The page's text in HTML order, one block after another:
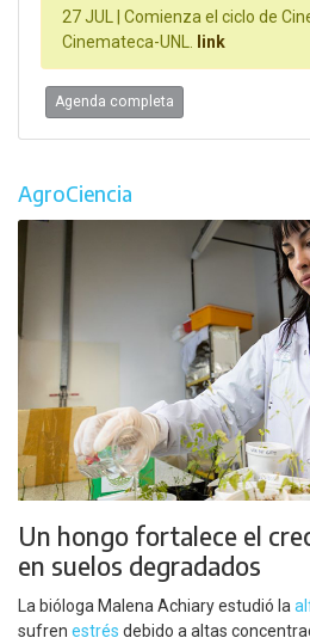
27 JUL | Comienza el ciclo de
Cinemateca-UNL. link
Agenda completa
AgroCiencia
Un hongo fortalece el
en suelos degradados
La bióloga Malena Achiary estudió la
sufren estrés debido a altas